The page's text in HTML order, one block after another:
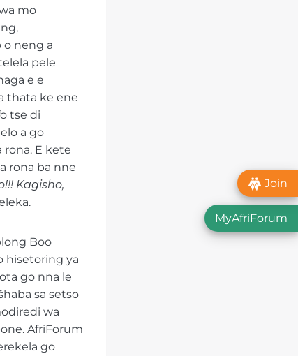
mo
neng a
pele
e e
thata ke ene
tse di
a go
E kete
rona ba nne
Kagisho,
Boo
hisetoring ya
go nna le
sa setso
wa
AfriForum
go
Join
MyAfriForum